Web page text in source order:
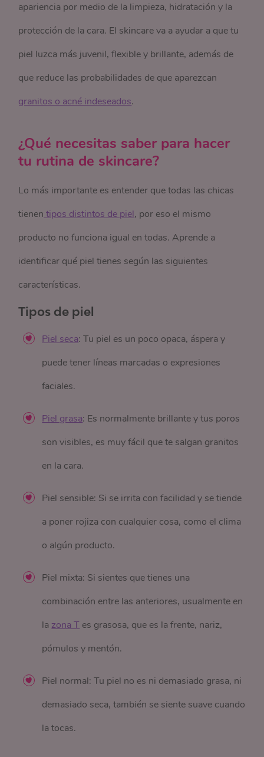
apariencia por medio de la limpieza, hidratación y la
protección de la cara. El skincare va a ayudar a que tu
piel luzca más juvenil, flexible y brillante, además de
que reduce las probabilidades de que aparezcan
granitos o acné indeseados.
¿Qué necesitas saber para hacer
tu rutina de skincare?
Lo más importante es entender que todas las chicas
tienen tipos distintos de piel, por eso el mismo
producto no funciona igual en todas. Aprende a
identificar qué piel tienes según las siguientes
características.
Tipos de piel
Piel seca: Tu piel es un poco opaca, áspera y
puede tener líneas marcadas o expresiones
faciales.
Piel grasa: Es normalmente brillante y tus poros
son visibles, es muy fácil que te salgan granitos
en la cara.
Piel sensible: Si se irrita con facilidad y se tiende
a poner rojiza con cualquier cosa, como el clima
o algún producto.
Piel mixta: Si sientes que tienes una
combinación entre las anteriores, usualmente en
la zona T es grasosa, que es la frente, nariz,
pómulos y mentón.
Piel normal: Tu piel no es ni demasiado grasa, ni
demasiado seca, también se siente suave cuando
la tocas.